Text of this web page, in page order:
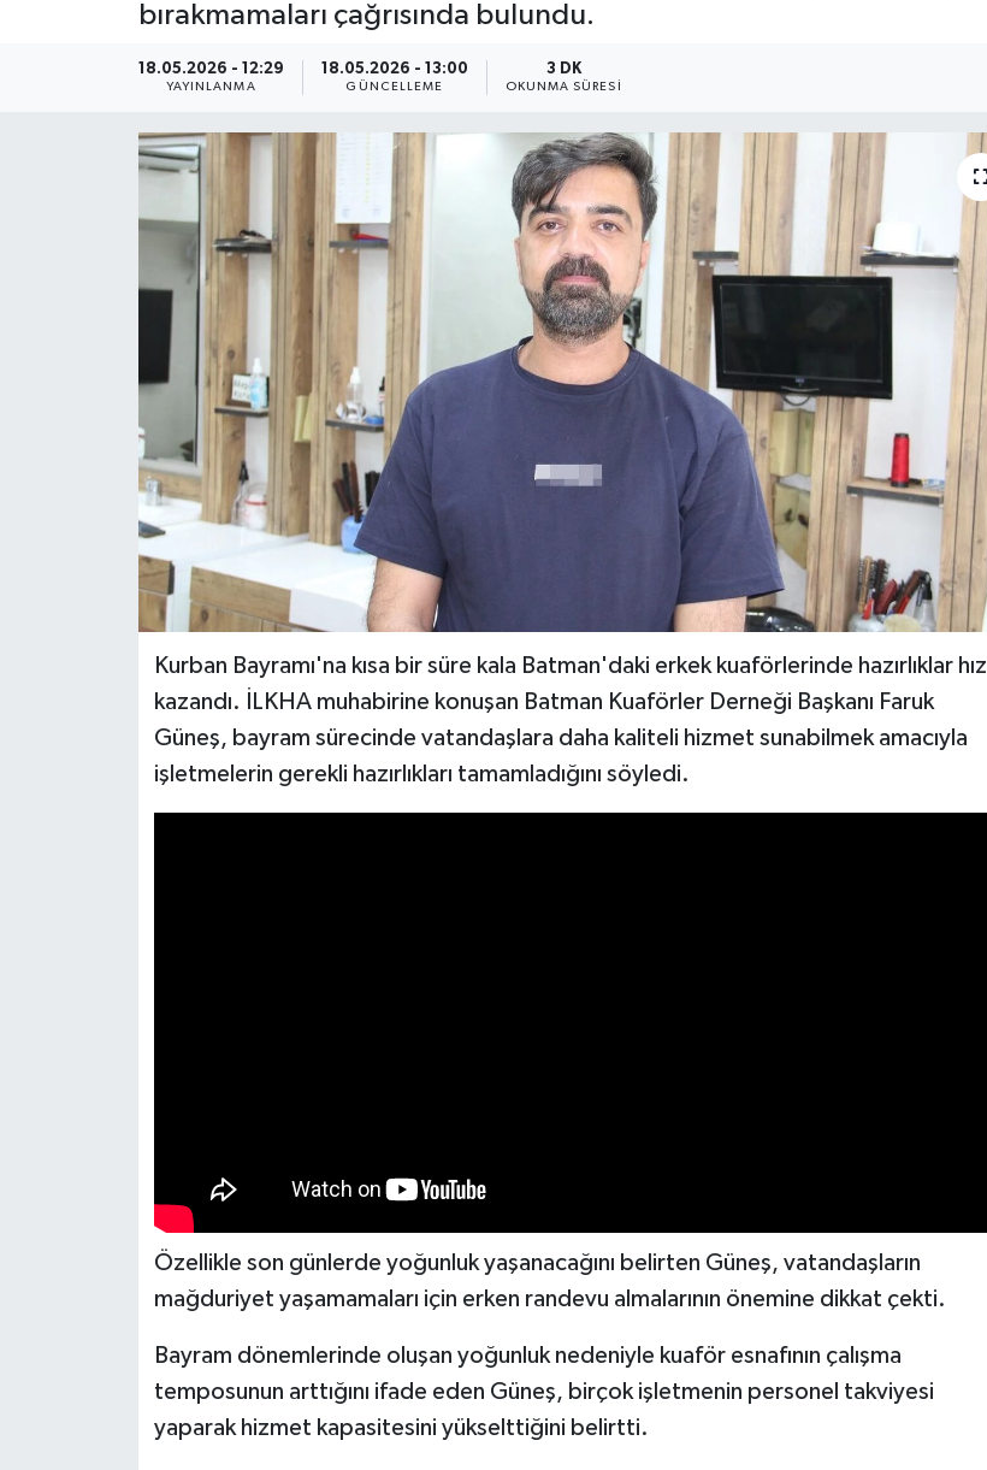
bırakmamaları çağrısında bulundu.
18.05.2026 - 12:29
YAYINLANMA
18.05.2026 - 13:00
GÜNCELLEME
3 DK
OKUNMA SÜRESI
Kurban Bayramı'na kısa bir süre kala Batman'daki erkek kuaförlerinde hazırlıklar hız
kazandı. İLKHA muhabirine konuşan Batman Kuaförler Derneği Başkanı Faruk
Güneş, bayram sürecinde vatandaşlara daha kaliteli hizmet sunabilmek amacıyla
işletmelerin gerekli hazırlıkları tamamladığını söyledi.
Özellikle son günlerde yoğunluk yaşanacağını belirten Güneş, vatandaşların
mağduriyet yaşamamaları için erken randevu almalarının önemine dikkat çekti.
Bayram dönemlerinde oluşan yoğunluk nedeniyle kuaför esnafının çalışma
temposunun arttığını ifade eden Güneş, birçok işletmenin personel takviyesi
yaparak hizmet kapasitesini yükselttiğini belirtti.
Bi̇li̇m & Teknoloji̇